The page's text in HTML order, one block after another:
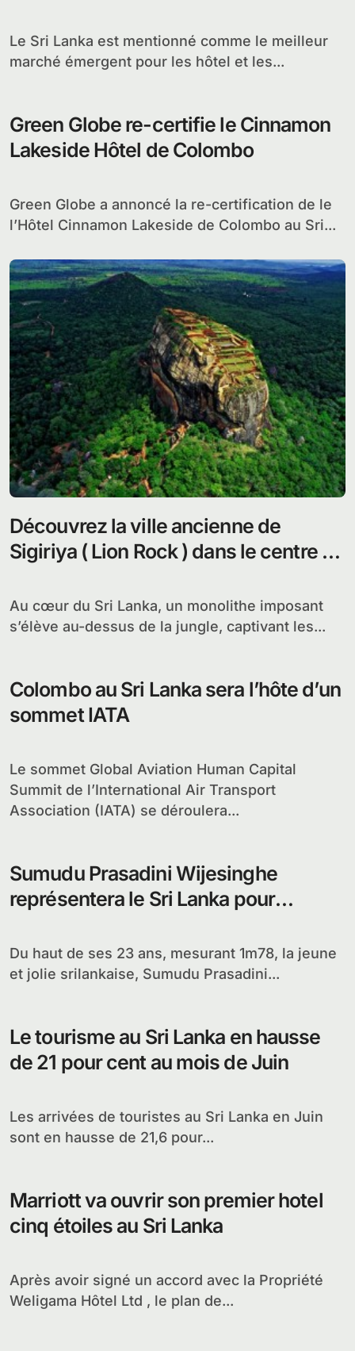
Le Sri Lanka est mentionné comme le meilleur
marché émergent pour les hôtel et les...
Green Globe re-certifie le Cinnamon
Lakeside Hôtel de Colombo
Green Globe a annoncé la re-certification de le
l’Hôtel Cinnamon Lakeside de Colombo au Sri...
Découvrez la ville ancienne de
Sigiriya ( Lion Rock ) dans le centre du
Au cœur du Sri Lanka, un monolithe imposant
s’élève au-dessus de la jungle, captivant les...
Colombo au Sri Lanka sera l’hôte d’un
sommet IATA
Le sommet Global Aviation Human Capital
Summit de l’International Air Transport
Association (IATA) se déroulera...
Sumudu Prasadini Wijesinghe
représentera le Sri Lanka pour
Du haut de ses 23 ans, mesurant 1m78, la jeune
et jolie srilankaise, Sumudu Prasadini...
Le tourisme au Sri Lanka en hausse
de 21 pour cent au mois de Juin
Les arrivées de touristes au Sri Lanka en Juin
sont en hausse de 21,6 pour...
Marriott va ouvrir son premier hotel
cinq étoiles au Sri Lanka
Après avoir signé un accord avec la Propriété
Weligama Hôtel Ltd , le plan de...